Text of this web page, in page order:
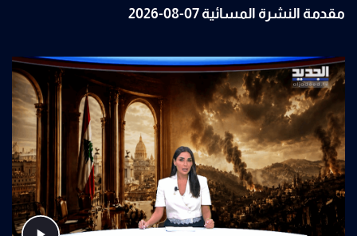
مقدمة النشرة المسائية 07-08-2026